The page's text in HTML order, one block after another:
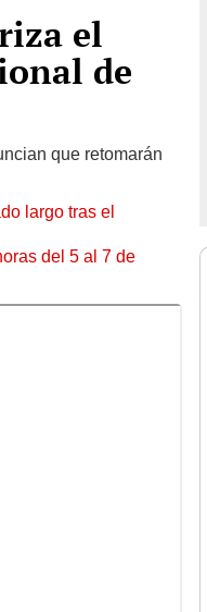
el
de
que retomarán
largo tras el
del 5 al 7 de